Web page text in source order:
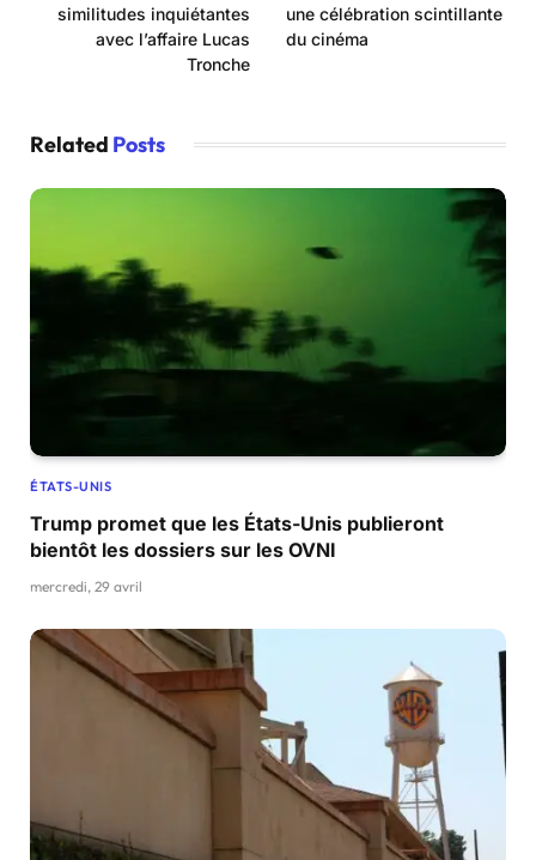
similitudes inquiétantes
avec l’affaire Lucas
Tronche
une célébration scintillante
du cinéma
Related Posts
ÉTATS-UNIS
Trump promet que les États-Unis publieront
bientôt les dossiers sur les OVNI
mercredi, 29 avril